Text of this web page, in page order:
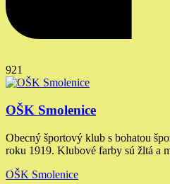
921
OŠK Smolenice
Obecný športový klub s bohatou
roku 1919. Klubové farby sú žltá a
OŠK Smolenice